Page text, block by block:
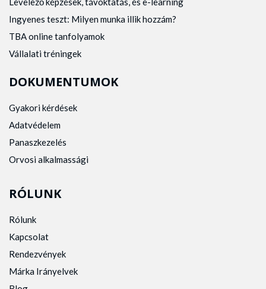
Ingyenes teszt: Milyen munka illik hozzám?
TBA online tanfolyamok
Vállalati tréningek
DOKUMENTUMOK
Gyakori kérdések
Adatvédelem
Panaszkezelés
Orvosi alkalmassági
RÓLUNK
Rólunk
Kapcsolat
Rendezvények
Márka Irányelvek